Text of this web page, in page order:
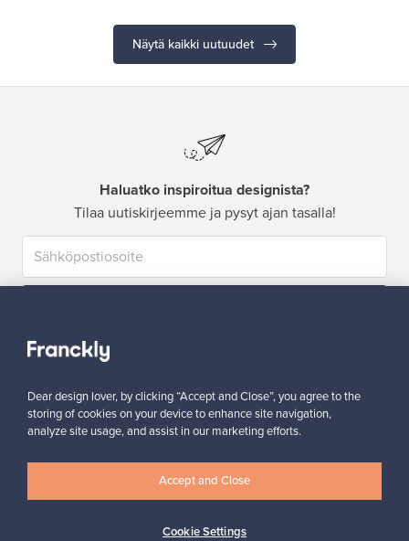
Näytä kaikki uutuudet
Haluatko inspiroitua designista?
Tilaa uutiskirjeemme ja pysyt ajan tasalla!
Dear design lover, by clicking “Accept and Close”, you agree to the
storing of cookies on your device to enhance site navigation,
analyze site usage, and assist in our marketing efforts.
Cookie Settings
Accept and Close